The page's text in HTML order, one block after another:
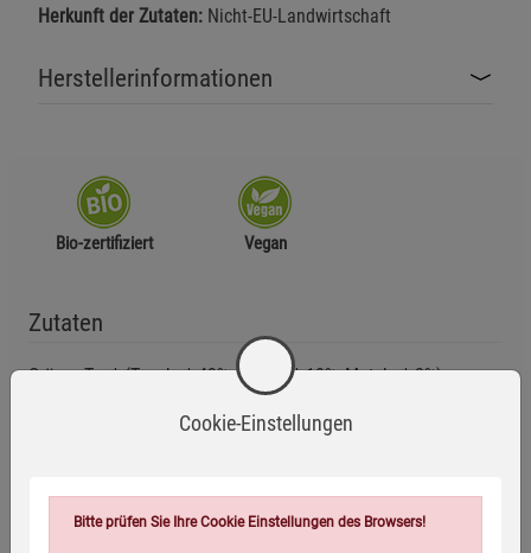
Herkunft der Zutaten: Nicht-EU-Landwirtschaft
Herstellerinformationen
Bio-zertifiziert Vegan
Zutaten
Grüner Tee* (Tencha* 43%, Sencha* 10%, Matcha* 2%),
Pfefferminze*, schwarzer Pfeffer*, getrockneter Zitronensaft*
*aus kontrolliert ökologischer Erzeugung
Cookie-Einstellungen
Bitte prüfen Sie Ihre Cookie Einstellungen des Browsers!